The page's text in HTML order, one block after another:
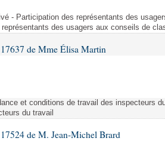
- Participation des représentants des
représentants des usagers aux conseils de
de Mme Élisa Martin
et conditions de travail des inspecteurs
du travail
de M. Jean-Michel Brard